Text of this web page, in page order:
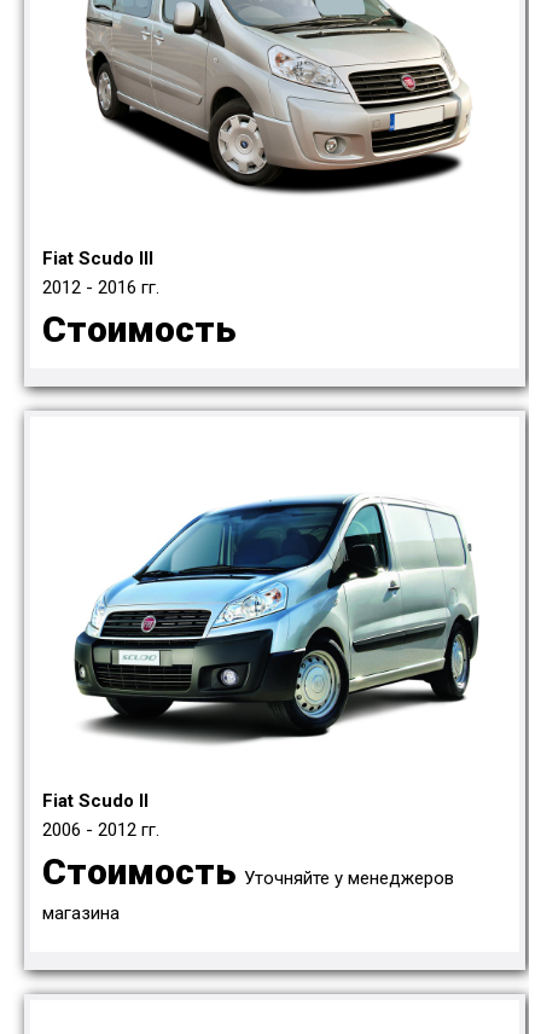
Fiat Scudo III
2012 - 2016 гг.
Стоимость
Fiat Scudo II
2006 - 2012 гг.
Стоимость Уточняйте у менеджеров
магазина